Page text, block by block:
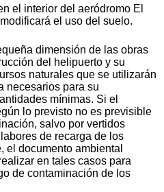
el interior del aeródromo El
el uso del suelo.
dimensión de las obras
del helipuerto y su
naturales que se utilizarán
necesarios para su
mínimas. Si el
lo previsto no es previsible
salvo por vertidos
de recarga de los
el documento ambiental
en tales casos para
de contaminación de los